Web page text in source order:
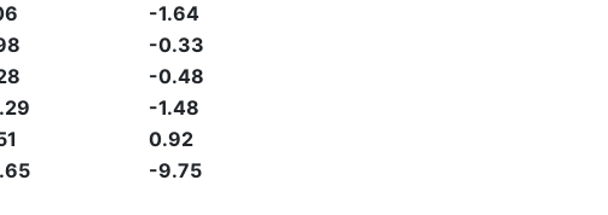
-1.64
-0.33
-0.48
-1.48
0.92
-9.75